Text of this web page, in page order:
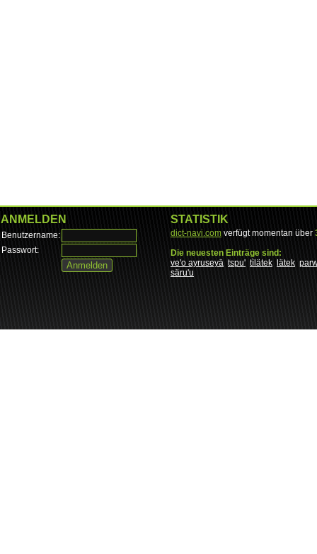
ANMELDEN
Benutzername:
Passwort:
STATISTIK
dict-navi.com verfügt momentan über
Die neuesten Einträge sind:
ve'o ayruseyä tspu' tìlätek lätek
säru'u